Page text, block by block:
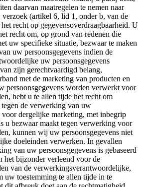
daarvan maatregelen te nemen naar
(artikel 6, lid 1, onder b, van de
recht op gegevensoverdraagbaarheid. U
recht om, op grond van redenen die
uw specifieke situatie, bezwaar te maken
uw persoonsgegevens indien de
uw persoonsgegevens
zijn gerechtvaardigd belang,
met de marketing van producten en
persoonsgegevens worden verwerkt voor
hebt u te allen tijde het recht om
tegen de verwerking van uw
voor dergelijke marketing, met inbegrip
u bezwaar maakt tegen verwerking voor
kunnen wij uw persoonsgegevens niet
doeleinden verwerken. In gevallen
van uw persoonsgegevens is gebaseerd
het bijzonder verleend voor de
van de verwerkingsverantwoordelijke,
uw toestemming te allen tijde in te